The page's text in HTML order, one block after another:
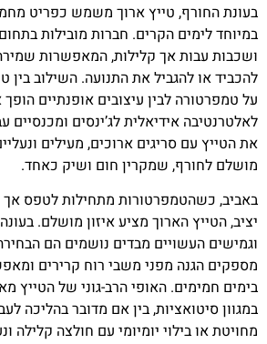
בעונת החורף, טייץ ארוך משמש כפריט
במיוחד לימים הקרים. חברות מובילות
ושכבות עבות אך קלילות, המאפשרות
להכביד או להגביל את התנועה. השילוב בין
על טמפרטורה לבין עיצובים אופנתיים
לאלטרנטיבה אידיאלית לג’ינסים ומכנסיים
את הטייץ עם סריגים ארוכים, מעילים
מושלם לחורף, שמקרין חום ושיק כאחד.
באביב, כשהטמפרטורות מתחילות לטפס אך
יציב, הטייץ הארוך מציע איזון מושלם.
וגמישים העשויים מבדים נושמים הם
מספקים הגנה מפני משבי רוח קרירים
בימים חמימים. האופי הרב-גוני של
במגוון סיטואציות, בין אם מדובר בהליכה
מחויטת או בילוי יומיומי עם חולצה קלילה